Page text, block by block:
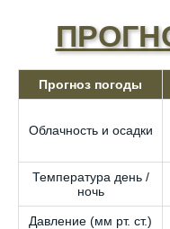
Прогноз погоды
Облачность и осадки
Температура день /
ночь
Давление (мм рт. ст.)